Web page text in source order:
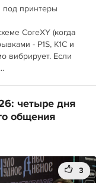
под принтеры
CoreXY (когда
- P1S, K1C и
вибрирует. Если
четыре дня
общения
3